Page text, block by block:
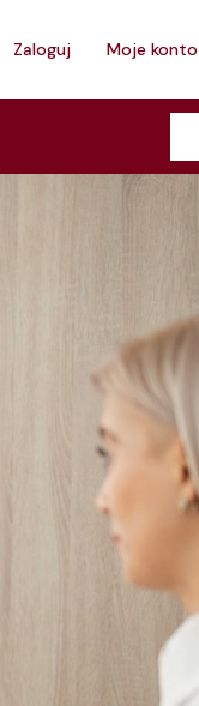
Zaloguj Moje konto